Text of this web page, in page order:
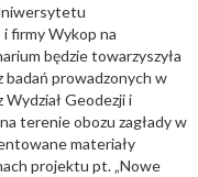
firmy Wykop na
będzie towarzyszyła
badań prowadzonych w
Wydział Geodezji i
terenie obozu zagłady w
materiały
projektu pt. „Nowe